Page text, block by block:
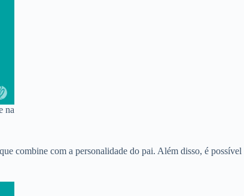
na
combine com a personalidade do pai. Além disso, é possível